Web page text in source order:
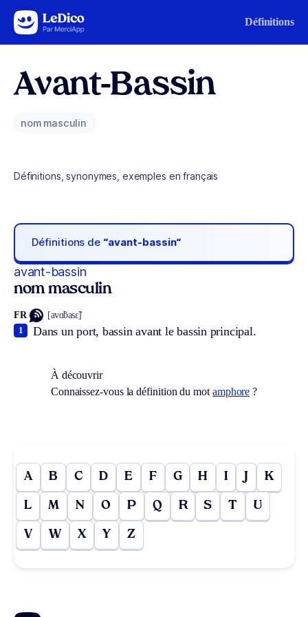
Aller au contenu Définitions
Avant-Bassin
nom masculin
Définitions, synonymes, exemples en français
Définitions de “avant-bassin“
avant-bassin
nom masculin
FR [avɑ̃basɛ̃]
Dans un port, bassin avant le bassin principal.
1
À découvrir
Connaissez-vous la définition du mot amphore ?
A B C D E F G H I J K
L M N O P Q R S T U
V W X Y Z